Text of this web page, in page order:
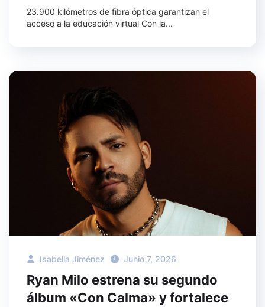
23.900 kilómetros de fibra óptica garantizan el
acceso a la educación virtual Con la...
Isabella Jiménez Junio 7, 2026
Ryan Milo estrena su segundo
álbum «Con Calma» y fortalece